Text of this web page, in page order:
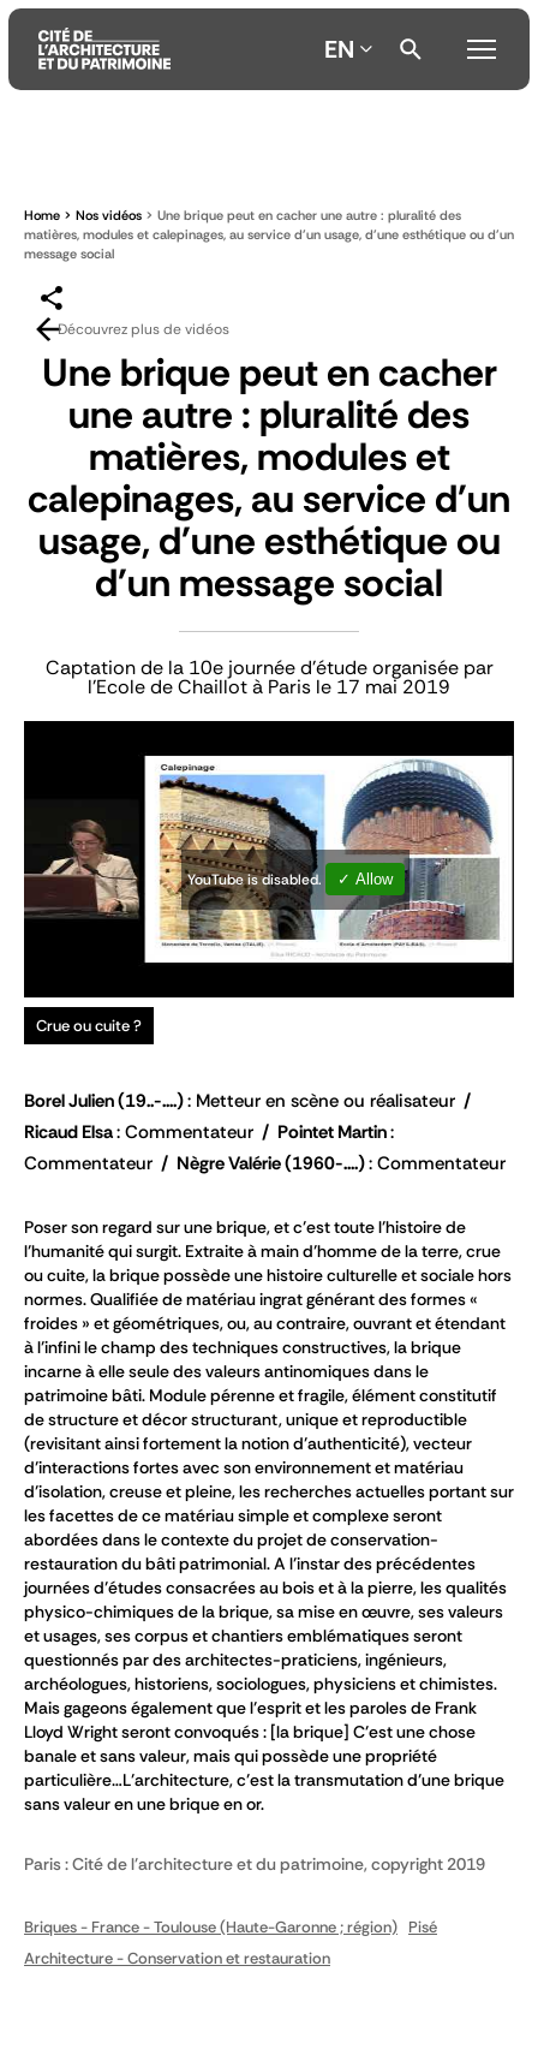
contenu
principal
menu
principal
recherche
EN
Home Nos vidéos
Une brique peut en cacher une autre : pluralité des
matières, modules et calepinages, au service d'un usage, d'une esthétique ou d'un
message social
Découvrez plus de vidéos
Une brique peut en cacher
une autre : pluralité des
matières, modules et
calepinages, au service d'un
usage, d'une esthétique ou
d'un message social
Captation de la 10e journée d'étude organisée par
l'Ecole de Chaillot à Paris le 17 mai 2019
YouTube is disabled. ✓ Allow
Crue ou cuite ?
Borel Julien(19..-....) Metteur en scène ou réalisateur
Ricaud Elsa Commentateur
Pointet Martin
Commentateur
Nègre Valérie(1960-....) Commentateur
Poser son regard sur une brique, et c’est toute l’histoire de
l’humanité qui surgit. Extraite à main d’homme de la terre, crue
ou cuite, la brique possède une histoire culturelle et sociale hors
normes. Qualifiée de matériau ingrat générant des formes «
froides » et géométriques, ou, au contraire, ouvrant et étendant
à l’infini le champ des techniques constructives, la brique
incarne à elle seule des valeurs antinomiques dans le
patrimoine bâti. Module pérenne et fragile, élément constitutif
de structure et décor structurant, unique et reproductible
(revisitant ainsi fortement la notion d’authenticité), vecteur
d’interactions fortes avec son environnement et matériau
d’isolation, creuse et pleine, les recherches actuelles portant sur
les facettes de ce matériau simple et complexe seront
abordées dans le contexte du projet de conservation-
restauration du bâti patrimonial. A l’instar des précédentes
journées d’études consacrées au bois et à la pierre, les qualités
physico-chimiques de la brique, sa mise en œuvre, ses valeurs
et usages, ses corpus et chantiers emblématiques seront
questionnés par des architectes-praticiens, ingénieurs,
archéologues, historiens, sociologues, physiciens et chimistes.
Mais gageons également que l’esprit et les paroles de Frank
Lloyd Wright seront convoqués : [la brique] C’est une chose
banale et sans valeur, mais qui possède une propriété
particulière…L’architecture, c’est la transmutation d’une brique
sans valeur en une brique en or.
Paris : Cité de l'architecture et du patrimoine, copyright 2019
Briques - France - Toulouse (Haute-Garonne ; région) Pisé
Architecture - Conservation et restauration